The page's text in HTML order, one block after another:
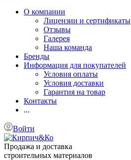
О компании
Лицензии и сертификаты
Отзывы
Галерея
Наша команда
Бренды
Информация для покупателей
Условия оплаты
Условия доставки
Гарантия на товар
Контакты
...
Войти
Продажа и доставка
строительных материалов